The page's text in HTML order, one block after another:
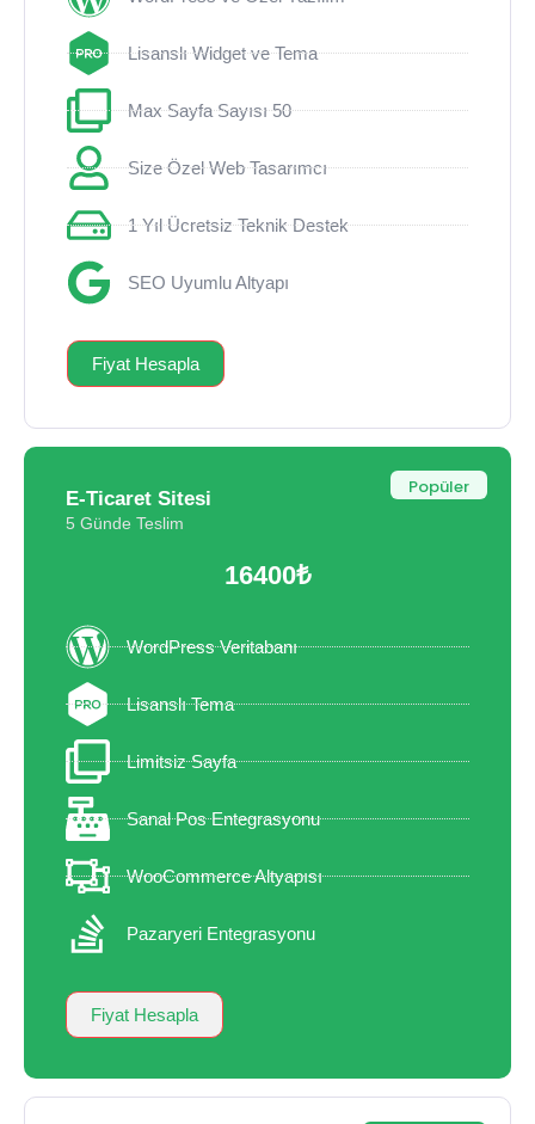
Lisanslı Widget ve Tema
Max Sayfa Sayısı 50
Size Özel Web Tasarımcı
1 Yıl Ücretsiz Teknik Destek
SEO Uyumlu Altyapı
Fiyat Hesapla
E-Ticaret Sitesi
Popüler
5 Günde Teslim
16400₺
WordPress Veritabanı
Lisanslı Tema
Limitsiz Sayfa
Sanal Pos Entegrasyonu
WooCommerce Altyapısı
Pazaryeri Entegrasyonu
Fiyat Hesapla